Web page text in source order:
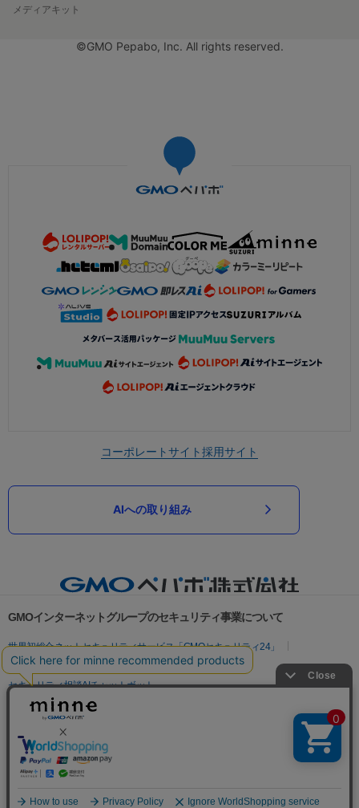
メディアキット
©GMO Pepabo, Inc. All rights reserved.
コーポレートサイト採用サイト
AIへの取り組み
GMOインターネットグループのセキュリティ事業について
世界初総合ネットセキュリティサービス「GMOセキュリティ24」
パスワード漏洩診断
Webサイトリスク診断
セキュリティ相談AIチャットボット
実在証明・盗聴対策
サイバー攻撃対策（GMO Flatt Security）
セキュリティ事業の軌跡